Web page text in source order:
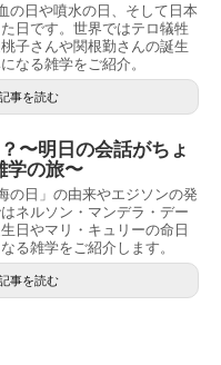
の日や噴水の日、そして日本
日です。世界ではテロ犠牲
子さんや関根勤さんの誕生
なる雑学をご紹介。
事を読む
〜明日の会話がちょ
学の旅〜
の日」の由来やエジソンの発
ネルソン・マンデラ・デー
日やマリ・キュリーの命日
る雑学をご紹介します。
事を読む